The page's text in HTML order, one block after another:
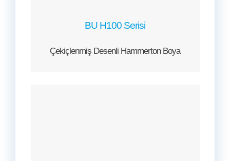
BU H100 Serisi
Çekiçlenmiş Desenli Hammerton Boya